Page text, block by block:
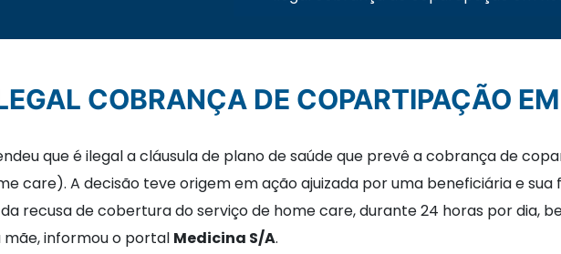
COBRANÇA DE COPARTIPAÇÃO
que é ilegal a cláusula de plano de saúde que prevê a cobrança de
care). A decisão teve origem em ação ajuizada por uma beneficiária e sua
recusa de cobertura do serviço de home care, durante 24 horas por dia,
informou o portal Medicina S/A.